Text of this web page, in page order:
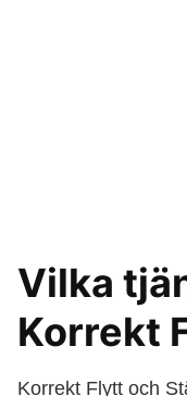
Vilka
Korrekt
Korrekt Flytt och